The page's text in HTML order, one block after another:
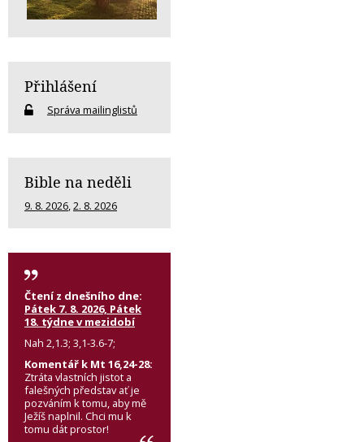
Přihlášení
Správa mailinglistů
Bible na neděli
9. 8. 2026,2. 8. 2026
Čtení z dnešního dne:
Pátek 7. 8. 2026, Pátek
18. týdne v mezidobí
Nah 2,1.3; 3,1-3.6-7;
Komentář k Mt 16,24-28:
Ztráta vlastních jistot a
falešných představ ať je
pozváním k tomu, aby mě
Ježíš naplnil. Chci mu k
tomu dát prostor!